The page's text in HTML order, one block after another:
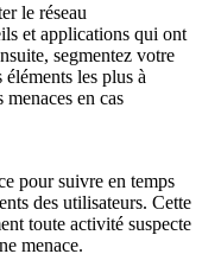
le réseau
et applications qui ont
segmentez votre
les plus à
en cas
pour suivre en temps
des utilisateurs. Cette
toute activité suspecte
menace.